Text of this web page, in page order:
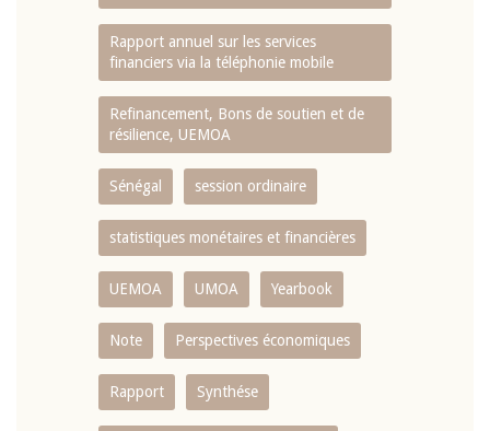
Rapport annuel sur les services
financiers via la téléphonie mobile
Refinancement, Bons de soutien et de
résilience, UEMOA
Sénégal session ordinaire
statistiques monétaires et financières
UEMOA UMOA Yearbook
Note Perspectives économiques
Rapport Synthése